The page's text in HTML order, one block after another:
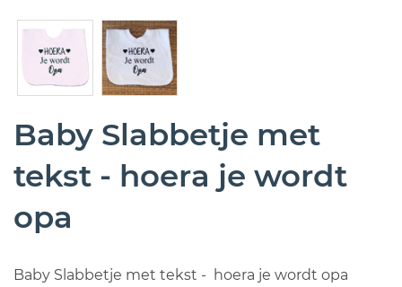
Baby Slabbetje met
tekst - hoera je wordt
opa
Baby Slabbetje met tekst - hoera je wordt opa